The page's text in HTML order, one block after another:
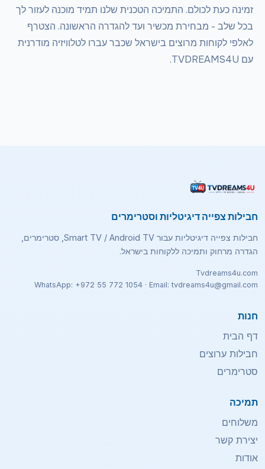
זמינה כעת לכולם. התמיכה הטכנית שלנו תמיד מוכנה לעזור לך
בכל שלב - מבחירת מכשיר ועד להגדרה הראשונה. הצטרף
לאלפי לקוחות מרוצים בישראל שכבר עברו לטלוויזיה מודרנית
עם TVDREAMS4U.
חבילות צפייה דיגיטליות וסטרימרים
חבילות צפייה דיגיטליות עבור Smart TV / Android TV, סטרימרים,
הגדרה מרחוק ותמיכה ללקוחות בישראל.
Tvdreams4u.com
WhatsApp: +972 55 772 1054 · Email: tvdreams4u@gmail.com
חנות
דף הבית
חבילות ערוצים
סטרימרים
תמיכה
משלוחים
יצירת קשר
אודות